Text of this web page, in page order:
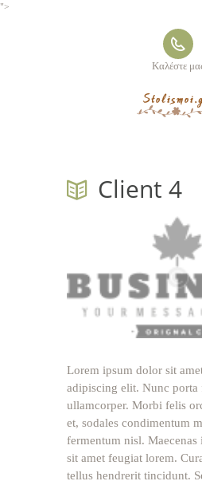
">
Καλέστε
Client 4
Lorem ipsum dolor sit
adipiscing elit. Nunc
ullamcorper. Morbi felis
et, sodales condimentum
fermentum nisl. Maecenas
sit amet feugiat lorem.
tellus hendrerit tincidunt.